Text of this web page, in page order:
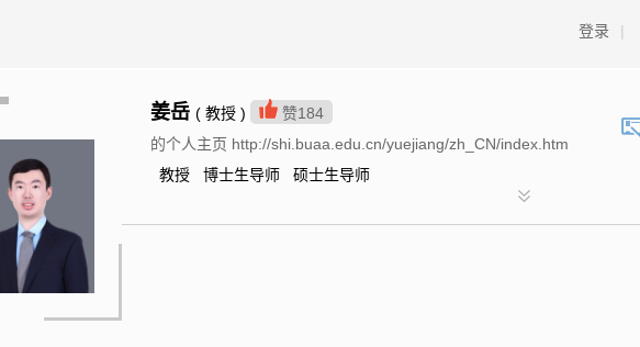
登录 |
姜岳 ( 教授 ) 赞184
的个人主页 http://shi.buaa.edu.cn/yuejiang/zh_CN/index.htm
教授 博士生导师 硕士生导师